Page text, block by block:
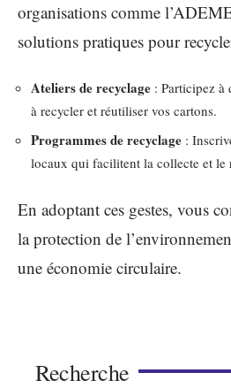
organisations comme
solutions pratiques pour
Ateliers de recyclage : Participez à
à recycler et réutiliser vos cartons.
Programmes de recyclage :
locaux qui facilitent la collecte et le
En adoptant ces gestes, vous
la protection de
une économie circulaire.
Recherche